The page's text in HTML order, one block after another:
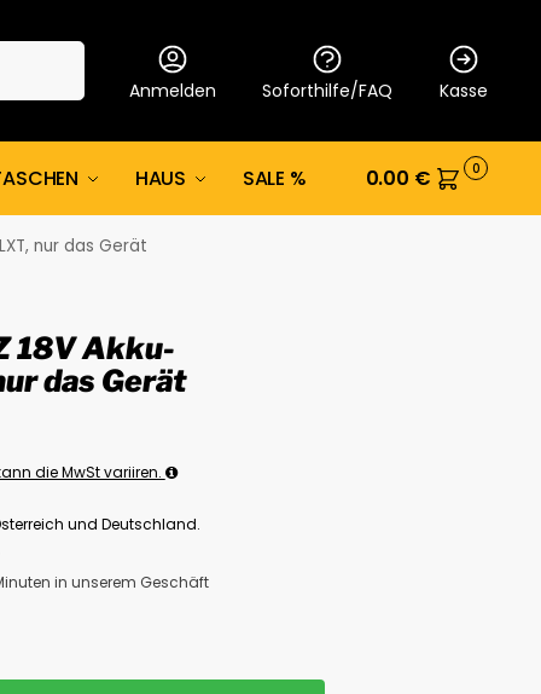
Anmelden Soforthilfe/FAQ Kasse
HAUS SALE % 0.00 € 0
nur das Gerät
18V Akku-
das Gerät
die MwSt variiren.
und Deutschland.
in unserem Geschäft